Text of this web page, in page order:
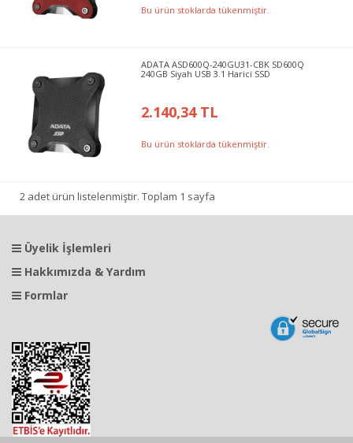
Bu ürün stoklarda tükenmiştir.
ADATA ASD600Q-240GU31-CBK SD600Q
240GB Siyah USB 3.1 Harici SSD
2.140,34 TL
Bu ürün stoklarda tükenmiştir.
2 adet ürün listelenmiştir. Toplam 1 sayfa
Üyelik İşlemleri
Hakkımızda & Yardım
Formlar